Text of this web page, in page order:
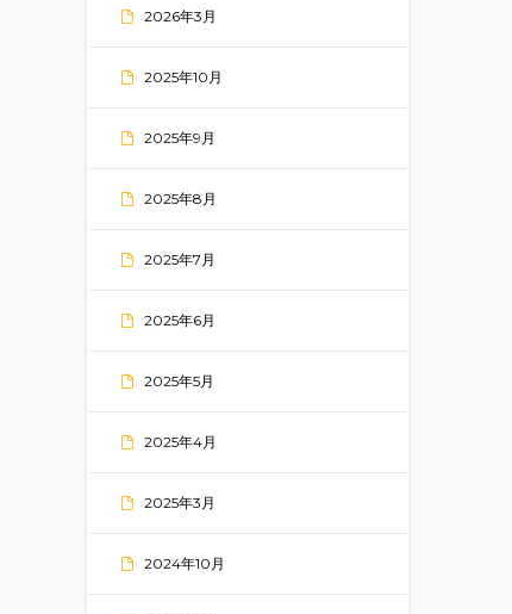
2026年3月
2025年10月
2025年9月
2025年8月
2025年7月
2025年6月
2025年5月
2025年4月
2025年3月
2024年10月